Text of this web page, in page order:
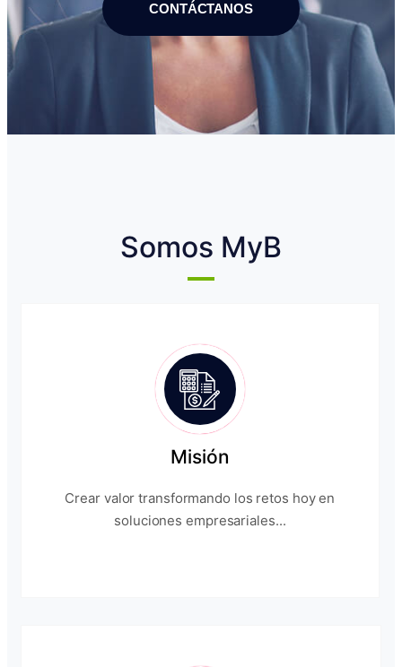
CONTÁCTANOS
Somos MyB
Misión
Crear valor transformando los retos hoy en
soluciones empresariales...